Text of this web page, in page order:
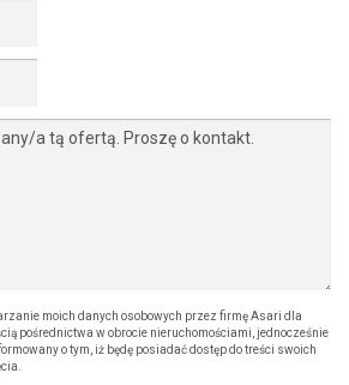
moich danych osobowych przez firmę Asari dla
pośrednictwa w obrocie nieruchomościami, jednocześnie
o tym, iż będę posiadać dostęp do treści swoich